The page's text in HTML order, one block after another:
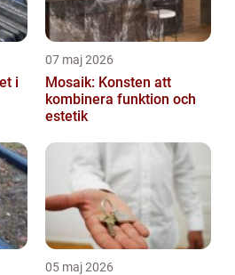
07 maj 2026
Mosaik: Konsten att
kombinera funktion och
estetik
05 maj 2026